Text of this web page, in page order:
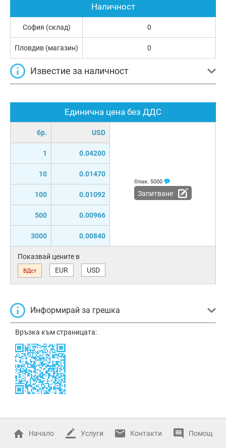
Единична цена без ДДС
бр. USD
1 0.04200
10 0.01470
100 0.01092
500 0.00966
3000 0.00840
Опак. 5000
Запитване
Показвай цените в
ВДст EUR USD
Информирай за грешка
Връзка към страницата:
Наличност
София (склад) 0
Пловдив (магазин) 0
Известие за наличност
Начало Услуги Контакти Помощ